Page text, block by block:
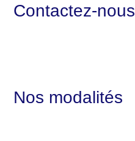
Contactez-nous
Nos modalités